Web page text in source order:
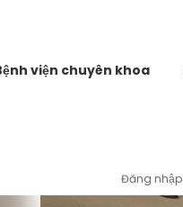
viện chuyên khoa
Đăng nhập